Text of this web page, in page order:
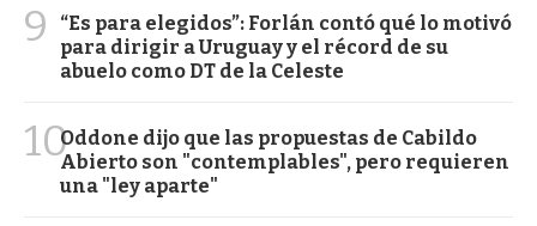
9
“Es para elegidos”: Forlán contó qué lo motivó
para dirigir a Uruguay y el récord de su
abuelo como DT de la Celeste
10Oddone dijo que las propuestas de Cabildo
Abierto son "contemplables", pero requieren
una "ley aparte"